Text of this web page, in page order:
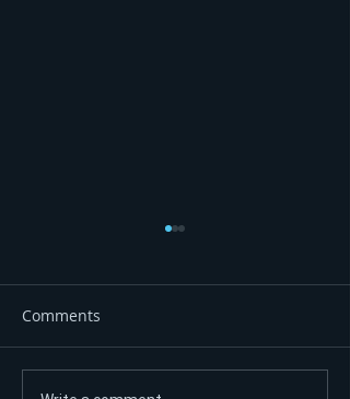
Comments